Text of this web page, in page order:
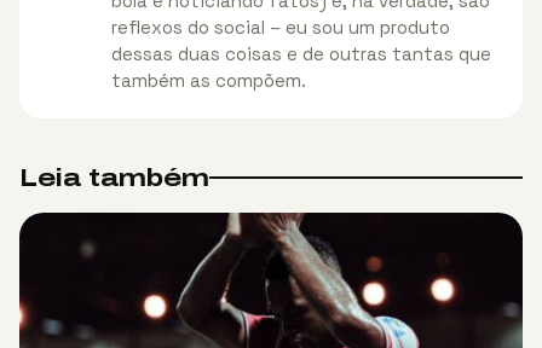
reflexos do social – eu sou um produto
dessas duas coisas e de outras tantas que
também as compõem.
Leia também